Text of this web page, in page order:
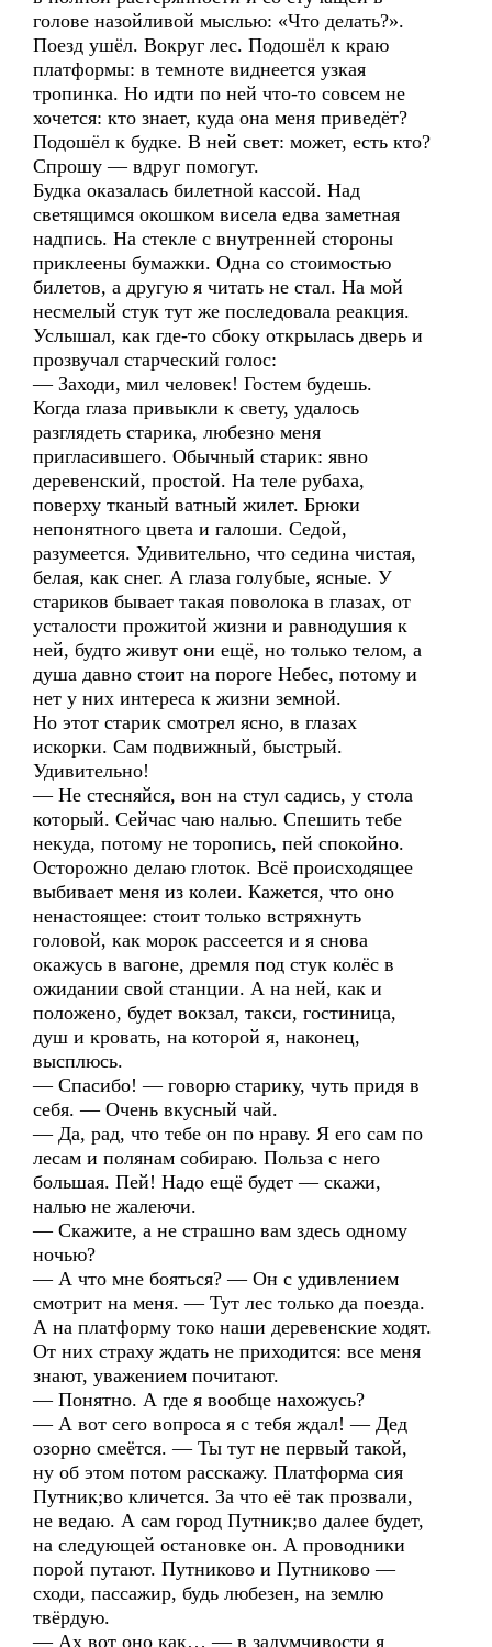
голове назойливой мыслью: «Что делать?».
Поезд ушёл. Вокруг лес. Подошёл к краю
платформы: в темноте виднеется узкая
тропинка. Но идти по ней что-то совсем не
хочется: кто знает, куда она меня приведёт?
Подошёл к будке. В ней свет: может, есть кто?
Спрошу — вдруг помогут.
Будка оказалась билетной кассой. Над
светящимся окошком висела едва заметная
надпись. На стекле с внутренней стороны
приклеены бумажки. Одна со стоимостью
билетов, а другую я читать не стал. На мой
несмелый стук тут же последовала реакция.
Услышал, как где-то сбоку открылась дверь и
прозвучал старческий голос:
— Заходи, мил человек! Гостем будешь.
Когда глаза привыкли к свету, удалось
разглядеть старика, любезно меня
пригласившего. Обычный старик: явно
деревенский, простой. На теле рубаха,
поверху тканый ватный жилет. Брюки
непонятного цвета и галоши. Седой,
разумеется. Удивительно, что седина чистая,
белая, как снег. А глаза голубые, ясные. У
стариков бывает такая поволока в глазах, от
усталости прожитой жизни и равнодушия к
ней, будто живут они ещё, но только телом, а
душа давно стоит на пороге Небес, потому и
нет у них интереса к жизни земной.
Но этот старик смотрел ясно, в глазах
искорки. Сам подвижный, быстрый.
Удивительно!
— Не стесняйся, вон на стул садись, у стола
который. Сейчас чаю налью. Спешить тебе
некуда, потому не торопись, пей спокойно.
Осторожно делаю глоток. Всё происходящее
выбивает меня из колеи. Кажется, что оно
ненастоящее: стоит только встряхнуть
головой, как морок рассеется и я снова
окажусь в вагоне, дремля под стук колёс в
ожидании свой станции. А на ней, как и
положено, будет вокзал, такси, гостиница,
душ и кровать, на которой я, наконец,
высплюсь.
— Спасибо! — говорю старику, чуть придя в
себя. — Очень вкусный чай.
— Да, рад, что тебе он по нраву. Я его сам по
лесам и полянам собираю. Польза с него
большая. Пей! Надо ещё будет — скажи,
налью не жалеючи.
— Скажите, а не страшно вам здесь одному
ночью?
— А что мне бояться? — Он с удивлением
смотрит на меня. — Тут лес только да поезда.
А на платформу токо наши деревенские ходят.
От них страху ждать не приходится: все меня
знают, уважением почитают.
— Понятно. А где я вообще нахожусь?
— А вот сего вопроса я с тебя ждал! — Дед
озорно смеётся. — Ты тут не первый такой,
ну об этом потом расскажу. Платформа сия
Путник;во кличется. За что её так прозвали,
не ведаю. А сам город Путник;во далее будет,
на следующей остановке он. А проводники
порой путают. Путниково и Путниково —
сходи, пассажир, будь любезен, на землю
твёрдую.
— Ах вот оно как… — в задумчивости я